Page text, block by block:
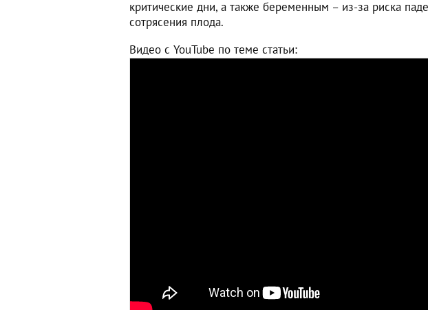
критические дни, а также беременным – из-за риска
сотрясения плода.
Видео с YouTube по теме статьи: